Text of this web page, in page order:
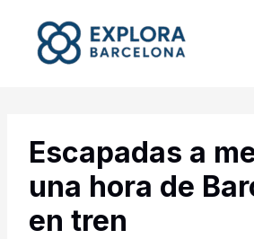
contenido
Escapadas a
una hora de
en tren